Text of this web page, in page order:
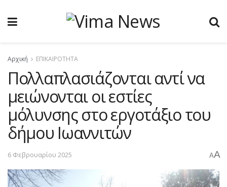
Αρχική ΕΠΙΚΑΙΡΟΤΗΤΑ
Πολλαπλασιάζονται αντί να
μειώνονται οι εστίες
μόλυνσης στο εργοτάξιο του
δήμου Ιωαννιτών
6 Φεβρουαρίου 2025 AA